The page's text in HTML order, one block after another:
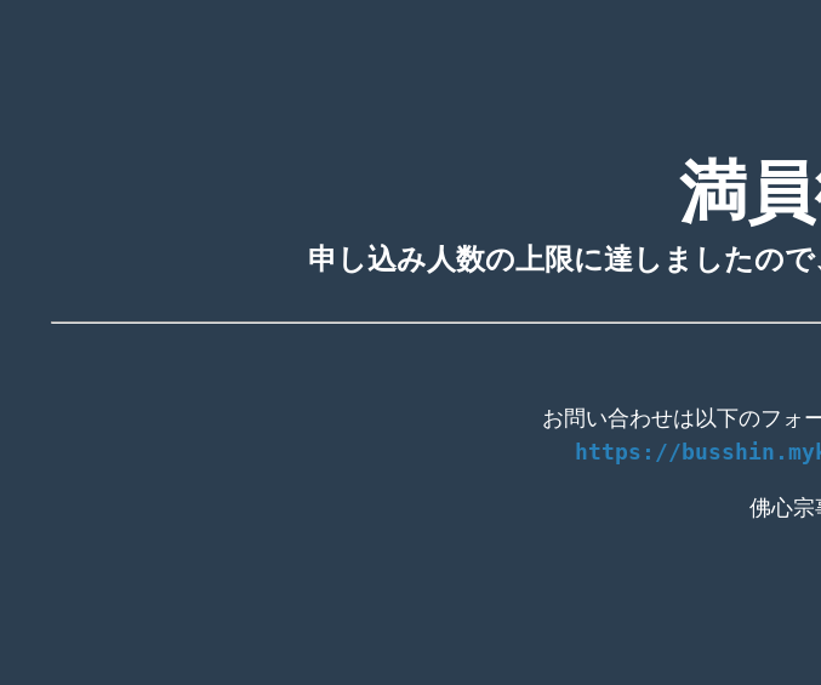
満
申し込み人数の上限に達しましたの
お問い合わせは以下のフォ
https://
佛心宗